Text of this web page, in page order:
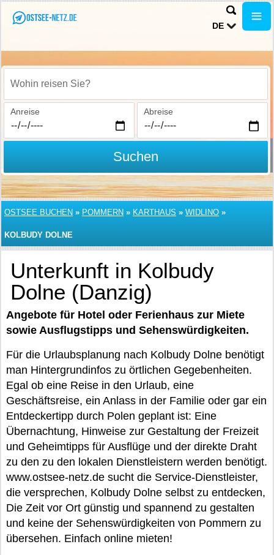
DE
Wohin reisen Sie?
Anreise Abreise
Suchen
OSTSEE BUCHEN » POMMERN » KARTHAUS » WIDLINO »
KOLBUDY DOLNE
Unterkunft in Kolbudy
Dolne (Danzig)
Angebote für Hotel oder Ferienhaus zur Miete
sowie Ausflugstipps und Sehenswürdigkeiten.
Für die Urlaubsplanung nach Kolbudy Dolne benötigt
man Hintergrundinfos zu örtlichen Gegebenheiten.
Egal ob eine Reise in den Urlaub, eine
Geschäftsreise, ein Anlass in der Familie oder gar ein
Entdeckertipp durch Polen geplant ist: Eine
Übernachtung, Hinweise zur Gestaltung der Freizeit
und Geheimtipps für Ausflüge und der direkte Draht
zu den zu den lokalen Dienstleistern werden benötigt.
www.ostsee-netz.de sucht die Service-Dienstleister,
die versprechen, Kolbudy Dolne selbst zu entdecken,
Die Zeit vor Ort günstig und spannend zu gestalten
und keine der Sehenswürdigkeiten von Pommern zu
übersehen. Einfach online mieten!